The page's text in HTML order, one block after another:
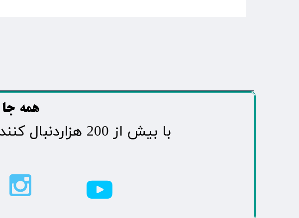
​​​همه جا
​با بیش از 200 هزاردنبال کننده محبوب ترین رسانه مردمی شهر مهاباد​​​​​​​​​​​​​​